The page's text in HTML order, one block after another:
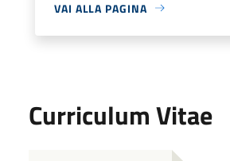
VAI ALLA PAGINA
Curriculum Vitae